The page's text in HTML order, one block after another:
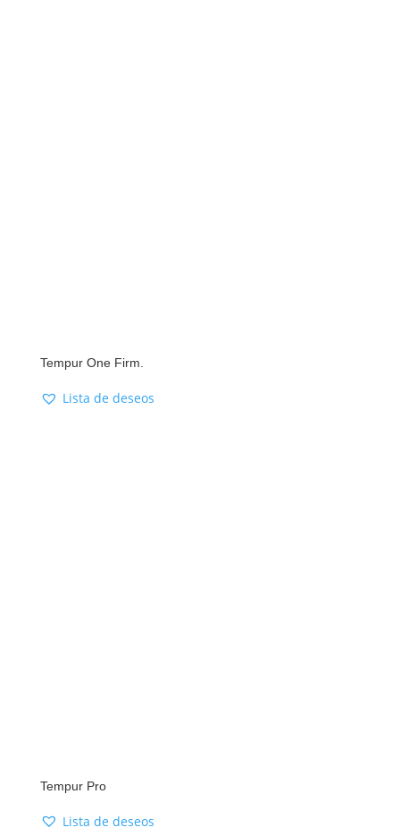
Tempur One Firm.
Lista de deseos
Tempur Pro
Lista de deseos